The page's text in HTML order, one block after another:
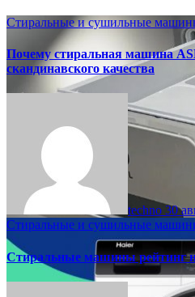
Стиральные и сушильные
Почему стиральная машина
скандинавского качества
techno 30
Стиральные и сушильные
Стиральные машины рейтинг